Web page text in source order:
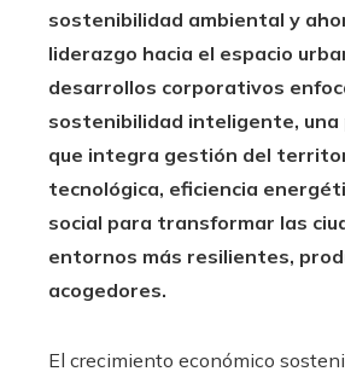
sostenibilidad ambiental y
liderazgo hacia el espacio
desarrollos corporativos
sostenibilidad inteligente,
que integra gestión del
tecnológica, eficiencia
social para transformar las
entornos más resilientes,
acogedores.
El crecimiento económico